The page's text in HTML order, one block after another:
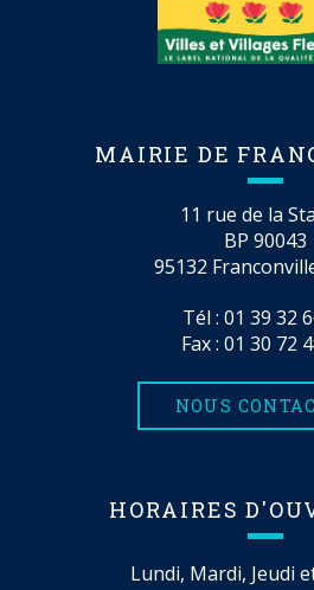
MAIRIE DE
11 rue de la
BP 90043
95132
Tél : 01 39 32
Fax : 01 30 72
NOUS
HORAIRES
Lundi, Mardi, Jeudi